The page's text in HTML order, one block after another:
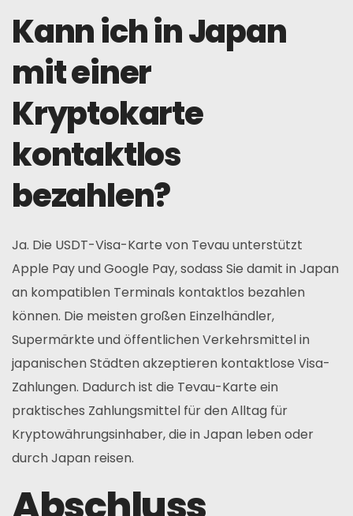
Kann ich in Japan
mit einer
Kryptokarte
kontaktlos
bezahlen?
Ja. Die USDT-Visa-Karte von Tevau unterstützt
Apple Pay und Google Pay, sodass Sie damit in Japan
an kompatiblen Terminals kontaktlos bezahlen
können. Die meisten großen Einzelhändler,
Supermärkte und öffentlichen Verkehrsmittel in
japanischen Städten akzeptieren kontaktlose Visa-
Zahlungen. Dadurch ist die Tevau-Karte ein
praktisches Zahlungsmittel für den Alltag für
Kryptowährungsinhaber, die in Japan leben oder
durch Japan reisen.